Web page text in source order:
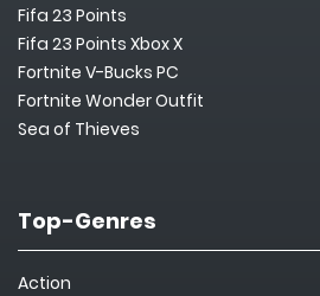
Fifa 23 Points
Fifa 23 Points Xbox X
Fortnite V-Bucks PC
Fortnite Wonder Outfit
Sea of Thieves
Top-Genres
Action